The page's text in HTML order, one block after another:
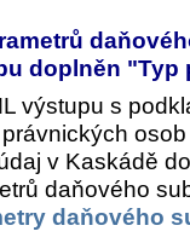
doplněn
výstupu s
v Kaskádě
daňového
daňového